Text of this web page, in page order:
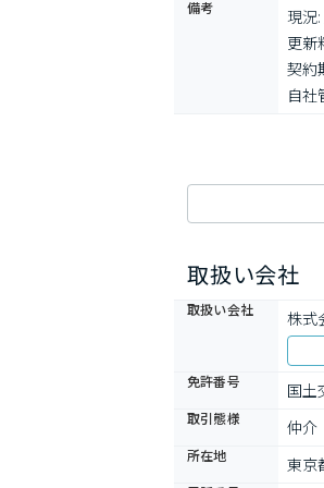
備考
現況
更新
契約
自社
取扱い会社
取扱い会社 株式
免許番号
国土
取引態様 仲介
所在地 東京